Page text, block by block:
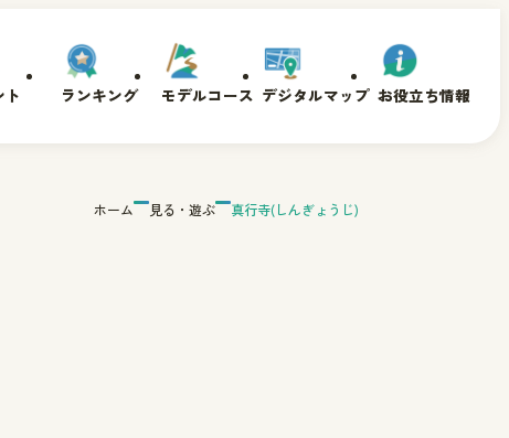
ト ランキング モデルコース デジタルマップ お役立ち情報
ホーム 見る・遊ぶ 真行寺(しんぎょうじ)